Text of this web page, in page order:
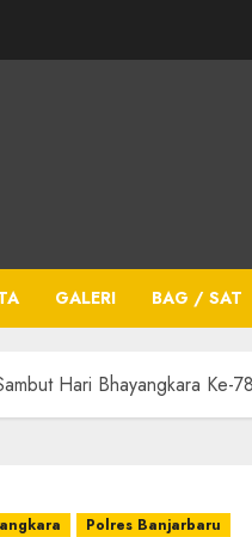
GALERI BAG / SAT
Hari Bhayangkara Ke-
Polres Banjarbaru